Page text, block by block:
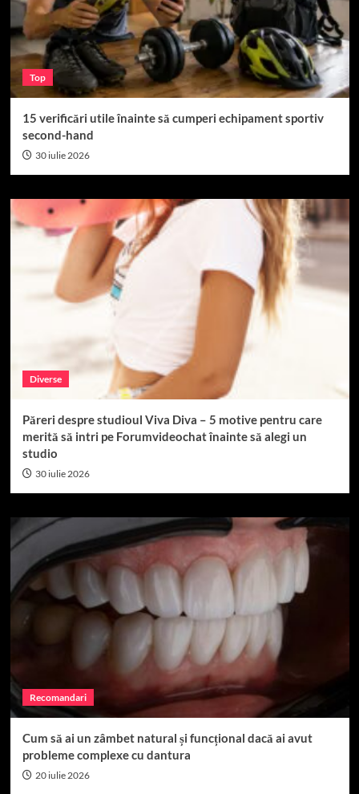
Top
15 verificări utile înainte să cumperi echipament sportiv
second-hand
30 iulie 2026
Diverse
Păreri despre studioul Viva Diva – 5 motive pentru care
merită să intri pe Forumvideochat înainte să alegi un
studio
30 iulie 2026
Recomandari
Cum să ai un zâmbet natural și funcțional dacă ai avut
probleme complexe cu dantura
20 iulie 2026